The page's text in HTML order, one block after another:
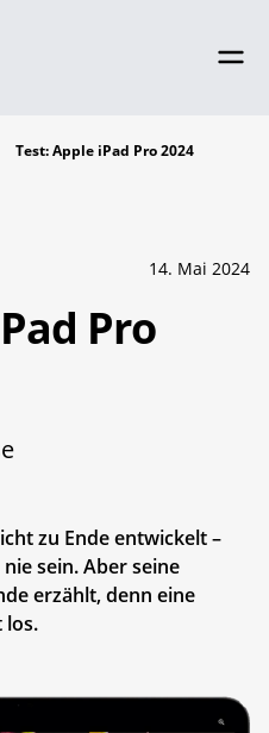
Test: Apple iPad Pro 2024
14. Mai 2024
Pro
zu Ende entwickelt –
sein. Aber seine
erzählt, denn eine
los.